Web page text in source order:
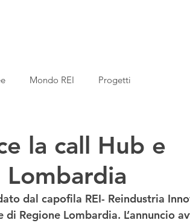
Mondo REI Progetti
la call Hub e
Lombardia
dal capofila REI- Reindustria
di Regione Lombardia. L’annuncio